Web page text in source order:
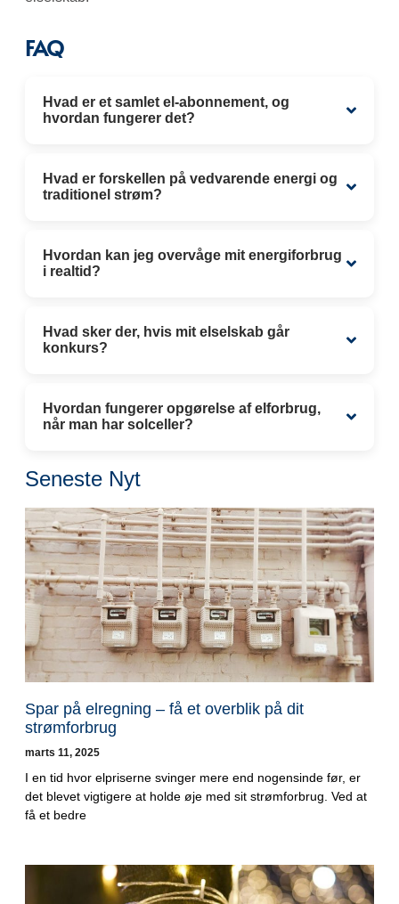
FAQ
Hvad er et samlet el-abonnement, og
hvordan fungerer det?
Hvad er forskellen på vedvarende energi og
traditionel strøm?
Hvordan kan jeg overvåge mit energiforbrug
i realtid?
Hvad sker der, hvis mit elselskab går
konkurs?
Hvordan fungerer opgørelse af elforbrug,
når man har solceller?
Seneste Nyt
Spar på elregning – få et overblik på dit
strømforbrug
marts 11, 2025
I en tid hvor elpriserne svinger mere end nogensinde før, er
det blevet vigtigere at holde øje med sit strømforbrug. Ved at
få et bedre